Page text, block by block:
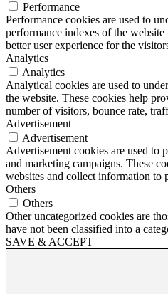
Performance
Performance cookies are used to
performance indexes of the
better user experience for the
Analytics
Analytics
Analytical cookies are used to
the website. These cookies help
number of visitors, bounce rate,
Advertisement
Advertisement
Advertisement cookies are used to
and marketing campaigns. These
websites and collect information to
Others
Others
Other uncategorized cookies are
have not been classified into a
SAVE & ACCEPT